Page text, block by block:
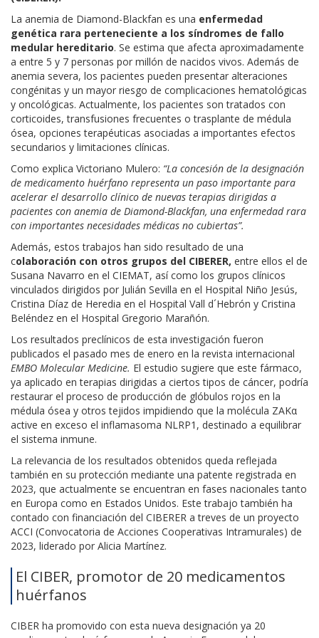
La anemia de Diamond-Blackfan es una enfermedad
genética rara perteneciente a los síndromes de fallo
medular hereditario. Se estima que afecta aproximadamente
a entre 5 y 7 personas por millón de nacidos vivos. Además de
anemia severa, los pacientes pueden presentar alteraciones
congénitas y un mayor riesgo de complicaciones hematológicas
y oncológicas. Actualmente, los pacientes son tratados con
corticoides, transfusiones frecuentes o trasplante de médula
ósea, opciones terapéuticas asociadas a importantes efectos
secundarios y limitaciones clínicas.
Como explica Victoriano Mulero: “La concesión de la designación
de medicamento huérfano representa un paso importante para
acelerar el desarrollo clínico de nuevas terapias dirigidas a
pacientes con anemia de Diamond-Blackfan, una enfermedad rara
con importantes necesidades médicas no cubiertas”.
Además, estos trabajos han sido resultado de una
colaboración con otros grupos del CIBERER, entre ellos el de
Susana Navarro en el CIEMAT, así como los grupos clínicos
vinculados dirigidos por Julián Sevilla en el Hospital Niño Jesús,
Cristina Díaz de Heredia en el Hospital Vall d´Hebrón y Cristina
Beléndez en el Hospital Gregorio Marañón.
Los resultados preclínicos de esta investigación fueron
publicados el pasado mes de enero en la revista internacional
EMBO Molecular Medicine. El estudio sugiere que este fármaco,
ya aplicado en terapias dirigidas a ciertos tipos de cáncer, podría
restaurar el proceso de producción de glóbulos rojos en la
médula ósea y otros tejidos impidiendo que la molécula ZAKα
active en exceso el inflamasoma NLRP1, destinado a equilibrar
el sistema inmune.
La relevancia de los resultados obtenidos queda reflejada
también en su protección mediante una patente registrada en
2023, que actualmente se encuentran en fases nacionales tanto
en Europa como en Estados Unidos. Este trabajo también ha
contado con financiación del CIBERER a treves de un proyecto
ACCI (Convocatoria de Acciones Cooperativas Intramurales) de
2023, liderado por Alicia Martínez.
El CIBER, promotor de 20 medicamentos
huérfanos
CIBER ha promovido con esta nueva designación ya 20